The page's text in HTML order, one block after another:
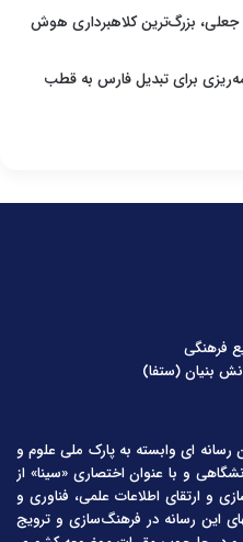
با چهره جعلی، بزرگ‌ترین کلاهبرداری هوش
برای تبدیل فارس به قطب
فرهنگی
بنیان (ستفا)
رسانه ای وابسته به پارک ملی علوم و
و با عنوان اختصاری «سینا» از
آگاه سازی و ارتقای اطلاعات علمی، فناوری و
این رسانه در فرهنگ‌سازی و ترویج